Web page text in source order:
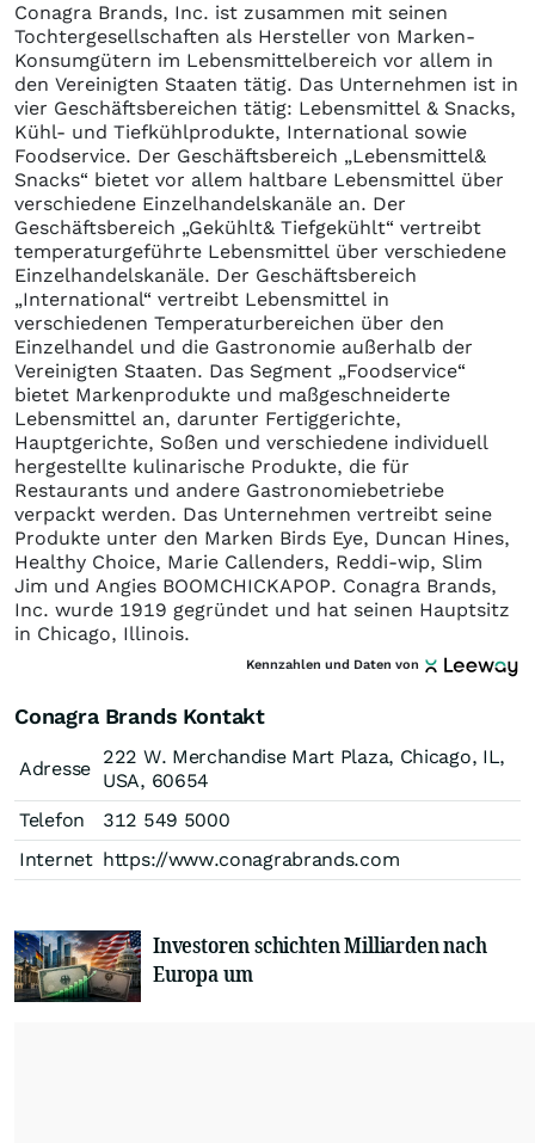
Conagra Brands, Inc. ist zusammen mit seinen
Tochtergesellschaften als Hersteller von Marken-
Konsumgütern im Lebensmittelbereich vor allem in
den Vereinigten Staaten tätig. Das Unternehmen ist in
vier Geschäftsbereichen tätig: Lebensmittel & Snacks,
Kühl- und Tiefkühlprodukte, International sowie
Foodservice. Der Geschäftsbereich „Lebensmittel&
Snacks“ bietet vor allem haltbare Lebensmittel über
verschiedene Einzelhandelskanäle an. Der
Geschäftsbereich „Gekühlt& Tiefgekühlt“ vertreibt
temperaturgeführte Lebensmittel über verschiedene
Einzelhandelskanäle. Der Geschäftsbereich
„International“ vertreibt Lebensmittel in
verschiedenen Temperaturbereichen über den
Einzelhandel und die Gastronomie außerhalb der
Vereinigten Staaten. Das Segment „Foodservice“
bietet Markenprodukte und maßgeschneiderte
Lebensmittel an, darunter Fertiggerichte,
Hauptgerichte, Soßen und verschiedene individuell
hergestellte kulinarische Produkte, die für
Restaurants und andere Gastronomiebetriebe
verpackt werden. Das Unternehmen vertreibt seine
Produkte unter den Marken Birds Eye, Duncan Hines,
Healthy Choice, Marie Callenders, Reddi-wip, Slim
Jim und Angies BOOMCHICKAPOP. Conagra Brands,
Inc. wurde 1919 gegründet und hat seinen Hauptsitz
in Chicago, Illinois.
Kennzahlen und Daten von
Conagra Brands Kontakt
Adresse
222 W. Merchandise Mart Plaza, Chicago, IL,
USA, 60654
Telefon
312 549 5000
Internet https://www.conagrabrands.com
Investoren schichten Milliarden nach
Europa um